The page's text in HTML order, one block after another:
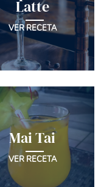
Latte
VER RECETA
Mai Tai
VER RECETA